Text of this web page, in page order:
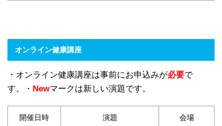
オンライン健康講座
・オンライン健康講座は事前にお申込みが必要で
す。・ Newマークは新しい演題です。
開催日時 演題 会場